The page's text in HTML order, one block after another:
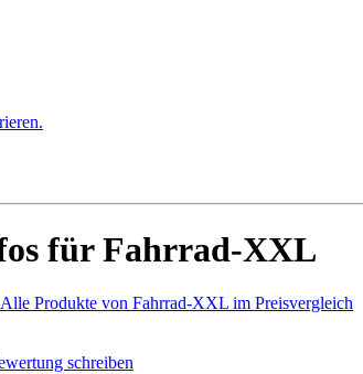
für Fahrrad-XXL
Alle Produkte von Fahrrad-XXL im Preisvergleich
schreiben